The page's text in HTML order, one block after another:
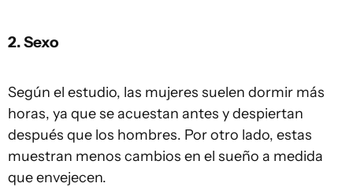
2. Sexo
Según el estudio, las mujeres suelen dormir más
horas, ya que se acuestan antes y despiertan
después que los hombres. Por otro lado, estas
muestran menos cambios en el sueño a medida
que envejecen.